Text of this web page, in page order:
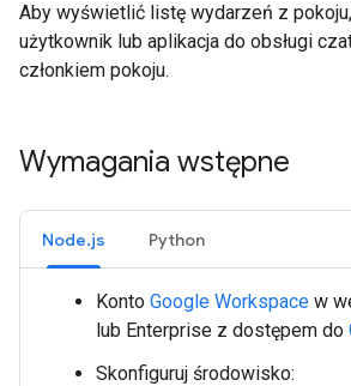
Aby wyświetlić listę wydarzeń z
użytkownik lub aplikacja do obsługi
członkiem pokoju.
Wymagania wstępne
Node.js Python
Konto Google Workspace w
lub Enterprise z dostępem do
Skonfiguruj środowisko: